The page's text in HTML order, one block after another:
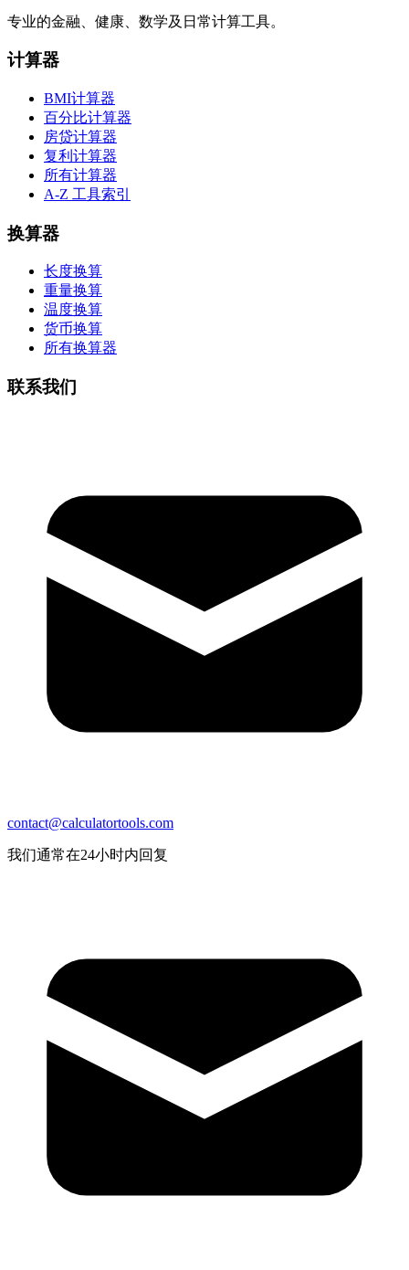
专业的金融、健康、数学及日常计算工具。
计算器
BMI计算器
百分比计算器
房贷计算器
复利计算器
所有计算器
A-Z 工具索引
换算器
长度换算
重量换算
温度换算
货币换算
所有换算器
联系我们
contact@calculatortools.com
我们通常在24小时内回复